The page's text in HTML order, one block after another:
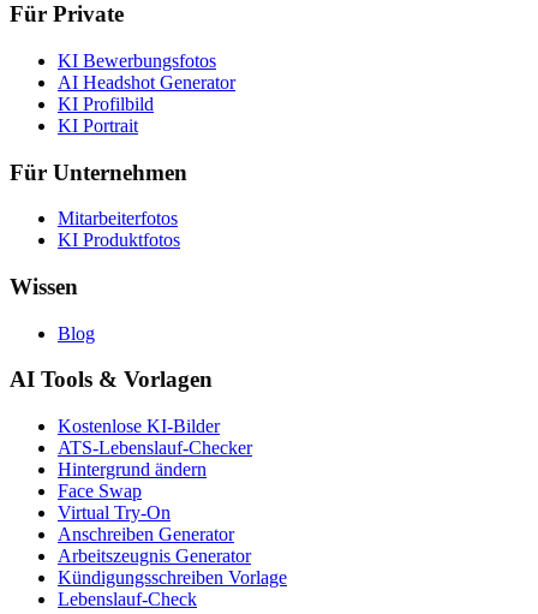
Für Private
KI Bewerbungsfotos
AI Headshot Generator
KI Profilbild
KI Portrait
Für Unternehmen
Mitarbeiterfotos
KI Produktfotos
Wissen
Blog
AI Tools & Vorlagen
Kostenlose KI-Bilder
ATS-Lebenslauf-Checker
Hintergrund ändern
Face Swap
Virtual Try-On
Anschreiben Generator
Arbeitszeugnis Generator
Kündigungsschreiben Vorlage
Lebenslauf-Check